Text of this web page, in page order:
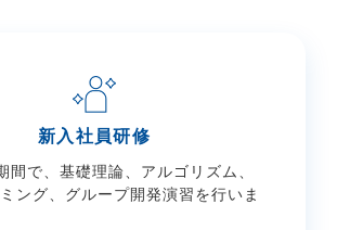
新入社員研修
間で、基礎理論、 アルゴリズム、
ング、グループ開発演習を行いま